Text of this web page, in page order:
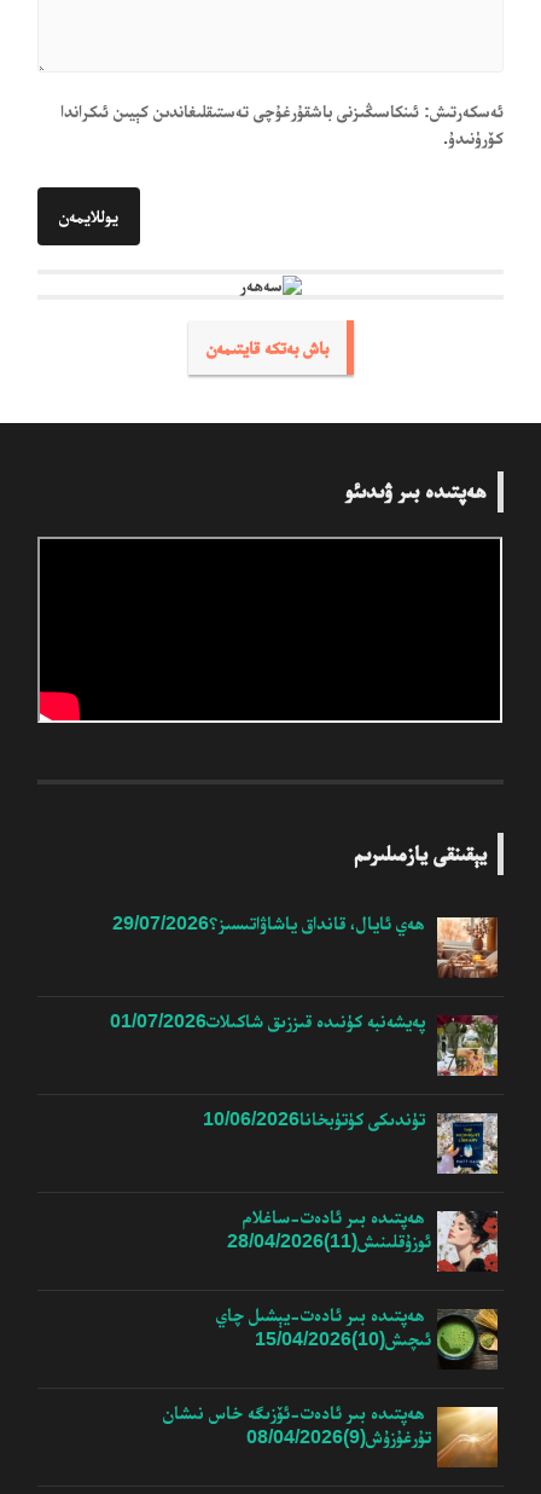
ئەسكەرتىش: ئىنكاسىڭىزنى باشقۇرغۇچى تەستىقلىغاندىن كېيىن ئىكراندا
كۆرۈنىدۇ.
باش بەتكە قايتىمەن
ھەپتىدە بىر ۋىدىئو
يېقىنقى يازمىلىرىم
ھەي ئايال، قانداق ياشاۋاتىسىز؟29/07/2026
پەيشەنبە كۈنىدە قىززىق شاكىلات01/07/2026
تۈندىكى كۈتۈبخانا10/06/2026
ھەپتىدە بىر ئادەت-ساغلام
ئوزۇقلىنىش(11)
28/04/2026
ھەپتىدە بىر ئادەت-يېشىل چاي
ئىچىش(10)
15/04/2026
ھەپتىدە بىر ئادەت-ئۆزىگە خاس نىشان
تۇرغۇزۇش(9)
08/04/2026